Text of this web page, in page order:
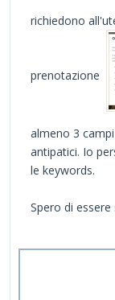
richiedono
prenotazione
almeno 3
antipatici. Io
le keywords.
Spero di